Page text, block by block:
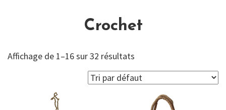
Crochet
Affichage de 1–16 sur 32 résultats